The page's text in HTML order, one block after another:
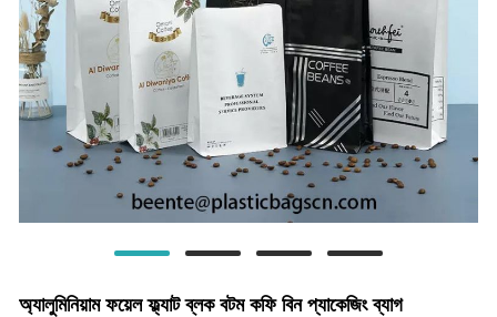
অ্যালুমিনিয়াম ফয়েল ফ্ল্যাট ব্লক বটম কফি বিন প্যাকেজিং ব্যাগ